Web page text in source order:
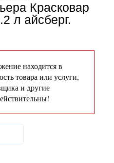
Красковар
л айсберг.
находится в
товара или услуги,
и другие